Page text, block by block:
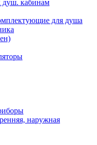
душ. кабинам
для душа
наружная